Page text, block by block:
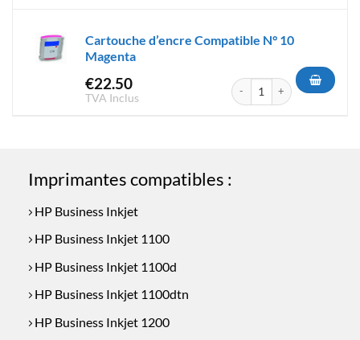
Cartouche d’encre Compatible N° 10
Magenta
€22.50
TVA Inclus
quantité de Cartouche
Imprimantes compatibles :
HP Business Inkjet
HP Business Inkjet 1100
HP Business Inkjet 1100d
HP Business Inkjet 1100dtn
HP Business Inkjet 1200